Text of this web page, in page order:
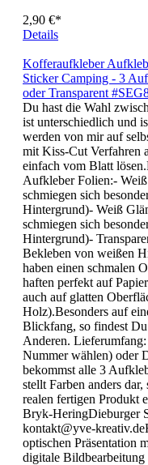
digitale Bildbearbeitung
Details
Kofferaufkleber
Sticker Camping - 3
oder Transparent
Du hast die Wahl
ist unterschiedlich und
werden von mir auf
mit Kiss-Cut Verfahren
einfach vom Blatt
Aufkleber Folien:-
schmiegen sich
Hintergrund)- Weiß
schmiegen sich
Hintergrund)-
Bekleben von weißen
haben einen schmalen
haften perfekt auf
auch auf glatten
Holz).Besonders auf
Blickfang, so findest Du
Anderen.
Nummer wählen) oder
bekommst alle 3
stellt Farben anders dar,
realen fertigen Produkt
Bryk-HeringDieburger
kontakt@yve-